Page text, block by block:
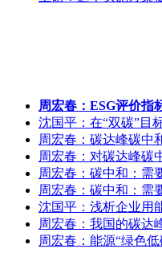
周宏春：ESG评价指
沈国平：在“双碳”目
周宏春：碳达峰碳中
周宏春：对碳达峰碳
周宏春：碳中和：需
周宏春：碳中和：需
沈国平：浅析企业用
周宏春：我国的碳达
周宏春：能源“绿色